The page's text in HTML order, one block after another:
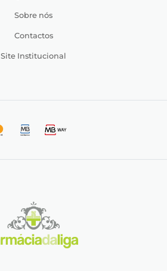
Sobre nós
Contactos
Site Institucional